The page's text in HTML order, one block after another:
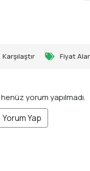
Karşılaştır Fiyat
yorum yapılmadı.
Yorum Yap